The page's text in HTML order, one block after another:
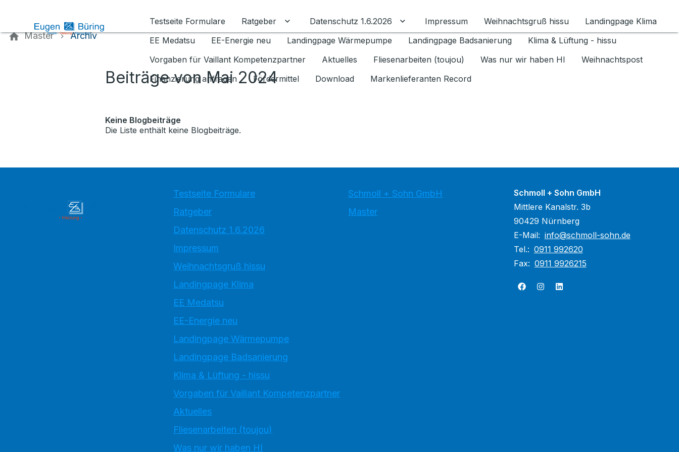
Testseite Formulare
Ratgeber Untermenü für Ratgeber umschalten
Datenschutz 1.6.2026 Untermenü für Datenschutz 1.6.2026 umschalten
Impressum Weihnachtsgruß hissu
Landingpage Klima
EE Medatsu
EE-Energie neu Landingpage Wärmepumpe Landingpage Badsanierung
Klima & Lüftung - hissu
Vorgaben für Vaillant Kompetenzpartner
Aktuelles Fliesenarbeiten (toujou) Was nur wir haben HI
Weihnachtspost
Finanzierung anfragen
Fördermittel Download Markenlieferanten Record
Master Archiv
Beiträge von Mai 2024
Keine Blogbeiträge
Die Liste enthält keine Blogbeiträge.
Testseite Formulare
Ratgeber
Datenschutz 1.6.2026
Impressum
Weihnachtsgruß hissu
Landingpage Klima
EE Medatsu
EE-Energie neu
Landingpage Wärmepumpe
Landingpage Badsanierung
Klima & Lüftung - hissu
Vorgaben für Vaillant Kompetenzpartner
Aktuelles
Fliesenarbeiten (toujou)
Was nur wir haben HI
Schmoll + Sohn GmbH
Master
Schmoll + Sohn GmbH
Mittlere Kanalstr. 3b
90429 Nürnberg
E-Mail: info@schmoll-sohn.de
Tel.: 0911 992620
Fax: 0911 9926215